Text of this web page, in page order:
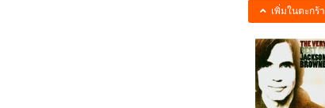
เพิ่มในตะกร้า